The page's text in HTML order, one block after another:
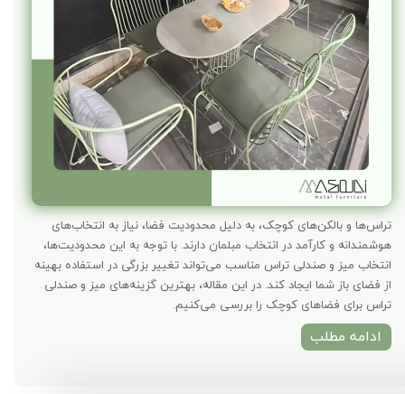
تراس‌ها و بالکن‌های کوچک، به دلیل محدودیت فضا، نیاز به انتخاب‌های
هوشمندانه و کارآمد در انتخاب مبلمان دارند. با توجه به این محدودیت‌ها،
انتخاب میز و صندلی تراس مناسب می‌تواند تغییر بزرگی در استفاده بهینه
از فضای باز شما ایجاد کند. در این مقاله، بهترین گزینه‌های میز و صندلی
تراس برای فضاهای کوچک را بررسی می‌کنیم.
ادامه مطلب